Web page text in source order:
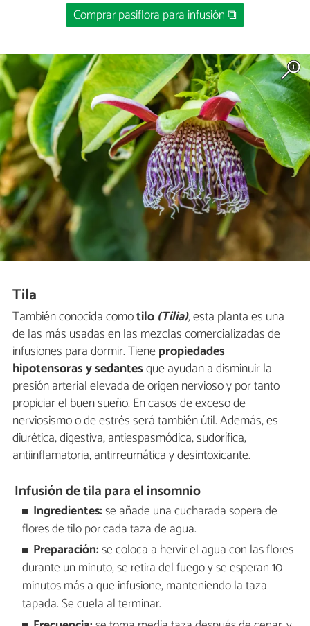
Comprar pasiflora para infusión ⧉
Tila
También conocida comotilo (Tilia),esta planta es una
de las más usadas en las mezclas comercializadas de
infusiones para dormir. Tienepropiedades
hipotensoras y sedantesque ayudan a disminuir la
presión arterial elevada de origen nervioso y por tanto
propiciar el buen sueño. En casos de exceso de
nerviosismo o de estrés será también útil. Además, es
diurética, digestiva, antiespasmódica, sudorífica,
antiinflamatoria, antirreumática y desintoxicante.
Infusión de tila para el insomnio
Ingredientes:se añade una cucharada sopera de
flores de tilo por cada taza de agua.
Preparación:se coloca a hervir el agua con las flores
durante un minuto, se retira del fuego y se esperan 10
minutos más a que infusione, manteniendo la taza
tapada. Se cuela al terminar.